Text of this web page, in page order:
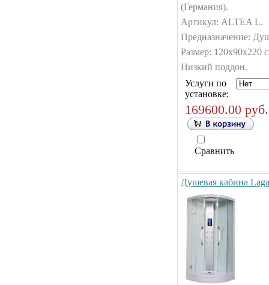
(Германия).
Артикул: ALTEA L.
Предназначение:
Размер: 120х90х220
Низкий поддон.
Услуги по
установке:
169600.00 руб.
Сравнить
Душевая кабина